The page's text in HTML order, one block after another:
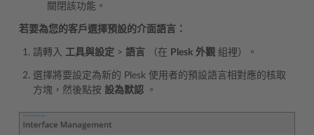
關閉該功能。
若要為您的客戶選擇預設的介面語言：
請轉入 工具與設定 > 語言 （在 Plesk 外觀 組裡）。
選擇將要設定為新的 Plesk 使用者的預設語言相對應的核取
方塊，然後點按 設為默認 。